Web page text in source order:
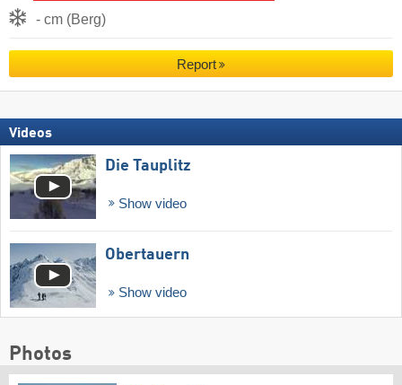
- cm (Berg)
Report
Videos
Die Tauplitz
Show video
Obertauern
Show video
Photos